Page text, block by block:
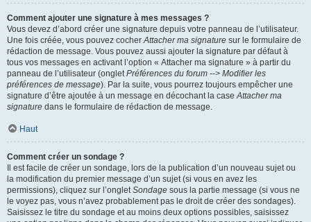
Comment ajouter une signature à mes messages ?
Vous devez d’abord créer une signature depuis votre panneau de l’utilisateur.
Une fois créée, vous pouvez cocherAttacher ma signature sur le formulaire de
rédaction de message. Vous pouvez aussi ajouter la signature par défaut à
tous vos messages en activant l’option « Attacher ma signature » à partir du
panneau de l’utilisateur (ongletPréférences du forum --> Modifier les
préférences de message). Par la suite, vous pourrez toujours empêcher une
signature d’être ajoutée à un message en décochant la caseAttacher ma
signature dans le formulaire de rédaction de message.
Haut
Comment créer un sondage ?
Il est facile de créer un sondage, lors de la publication d’un nouveau sujet ou
la modification du premier message d’un sujet (si vous en avez les
permissions), cliquez sur l’ongletSondage sous la partie message (si vous ne
le voyez pas, vous n’avez probablement pas le droit de créer des sondages).
Saisissez le titre du sondage et au moins deux options possibles, saisissez